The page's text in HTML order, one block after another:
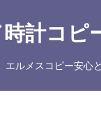
計コピ
ルメスコピー安心